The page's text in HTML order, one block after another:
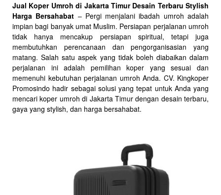
Jual Koper Umroh di Jakarta Timur Desain Terbaru Stylish
Harga Bersahabat – Pergi menjalani ibadah umroh adalah
impian bagi banyak umat Muslim. Persiapan perjalanan umroh
tidak hanya mencakup persiapan spiritual, tetapi juga
membutuhkan perencanaan dan pengorganisasian yang
matang. Salah satu aspek yang tidak boleh diabaikan dalam
perjalanan ini adalah pemilihan koper yang sesuai dan
memenuhi kebutuhan perjalanan umroh Anda. CV. Kingkoper
Promosindo hadir sebagai solusi yang tepat untuk Anda yang
mencari koper umroh di Jakarta Timur dengan desain terbaru,
gaya yang stylish, dan harga bersahabat.